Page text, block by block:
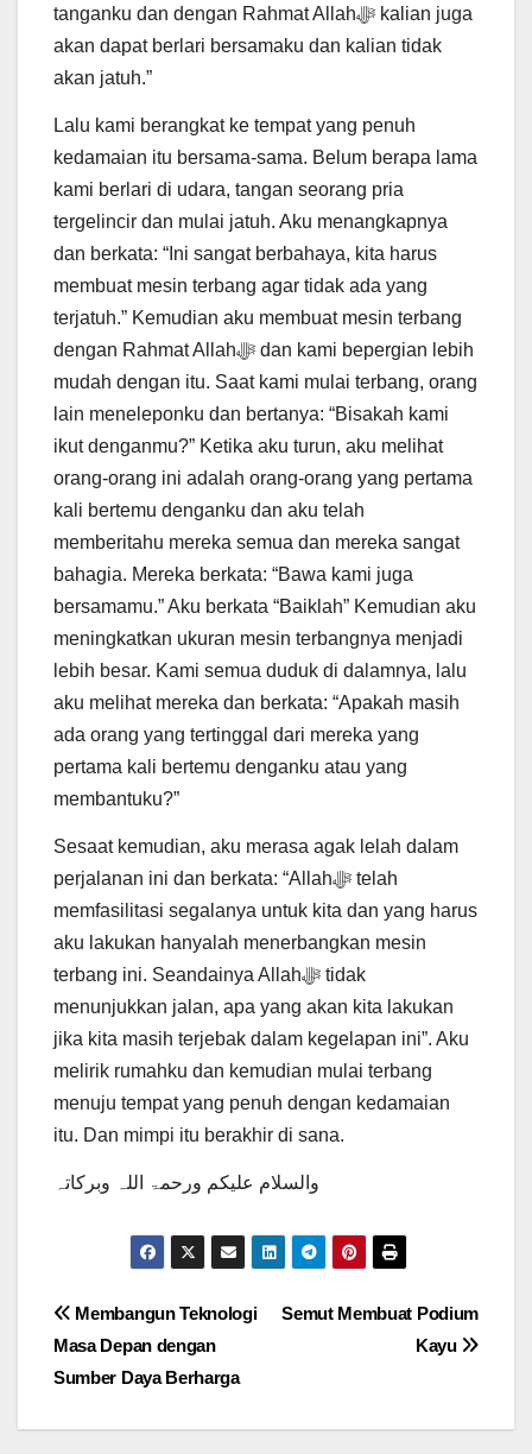
tanganku dan dengan Rahmat Allahﷻ kalian juga
akan dapat berlari bersamaku dan kalian tidak
akan jatuh.”
Lalu kami berangkat ke tempat yang penuh
kedamaian itu bersama-sama. Belum berapa lama
kami berlari di udara, tangan seorang pria
tergelincir dan mulai jatuh. Aku menangkapnya
dan berkata: “Ini sangat berbahaya, kita harus
membuat mesin terbang agar tidak ada yang
terjatuh.” Kemudian aku membuat mesin terbang
dengan Rahmat Allahﷻ dan kami bepergian lebih
mudah dengan itu. Saat kami mulai terbang, orang
lain meneleponku dan bertanya: “Bisakah kami
ikut denganmu?” Ketika aku turun, aku melihat
orang-orang ini adalah orang-orang yang pertama
kali bertemu denganku dan aku telah
memberitahu mereka semua dan mereka sangat
bahagia. Mereka berkata: “Bawa kami juga
bersamamu.” Aku berkata “Baiklah” Kemudian aku
meningkatkan ukuran mesin terbangnya menjadi
lebih besar. Kami semua duduk di dalamnya, lalu
aku melihat mereka dan berkata: “Apakah masih
ada orang yang tertinggal dari mereka yang
pertama kali bertemu denganku atau yang
membantuku?”
Sesaat kemudian, aku merasa agak lelah dalam
perjalanan ini dan berkata: “Allahﷻ telah
memfasilitasi segalanya untuk kita dan yang harus
aku lakukan hanyalah menerbangkan mesin
terbang ini. Seandainya Allahﷻ tidak
menunjukkan jalan, apa yang akan kita lakukan
jika kita masih terjebak dalam kegelapan ini”. Aku
melirik rumahku dan kemudian mulai terbang
menuju tempat yang penuh dengan kedamaian
itu. Dan mimpi itu berakhir di sana.
والسلام علیکم ورحمۃ اللہ وبرکاتہ
Post
navigation
Semut Membuat Podium
Kayu
Membangun Teknologi
Masa Depan dengan
Sumber Daya Berharga